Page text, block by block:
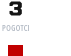
3
POGOTCI